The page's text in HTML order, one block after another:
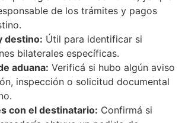
de los trámites y pagos
destino: Útil para identificar si
bilaterales específicas.
aduana: Verificá si hubo algún aviso
inspección o solicitud documental
con el destinatario: Confirmá si